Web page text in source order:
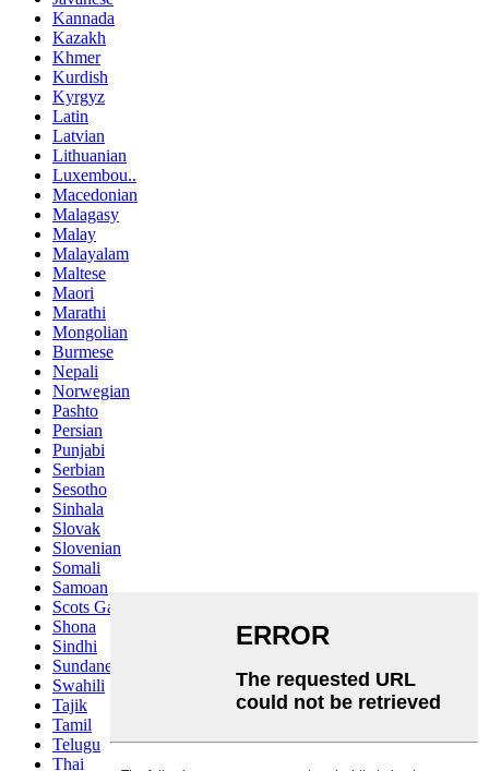
Kannada
Kazakh
Khmer
Kurdish
Kyrgyz
Latin
Latvian
Lithuanian
Luxembou..
Macedonian
Malagasy
Malay
Malayalam
Maltese
Maori
Marathi
Mongolian
Burmese
Nepali
Norwegian
Pashto
Persian
Punjabi
Serbian
Sesotho
Sinhala
Slovak
Slovenian
Somali
Samoan
Scots Gaelic
Shona
Sindhi
Sundanese
Swahili
Tajik
Tamil
Telugu
Thai